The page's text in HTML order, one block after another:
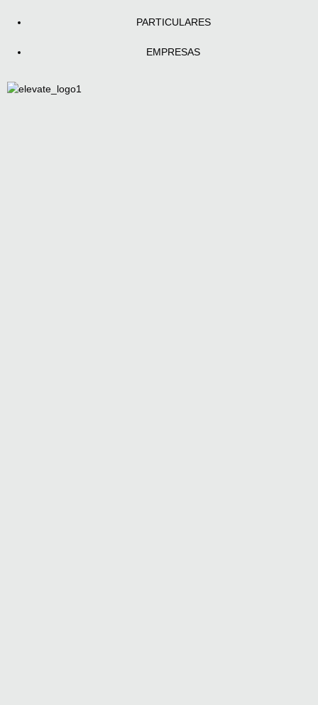
PARTICULARES
EMPRESAS